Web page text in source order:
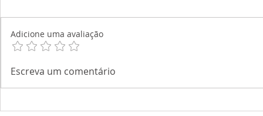
Adicione uma avaliação
Escreva um comentário